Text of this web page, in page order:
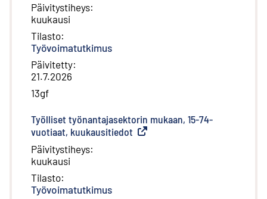
Päivitystiheys:
kuukausi
Tilasto:
Työvoimatutkimus
Päivitetty:
21.7.2026
13gf
Työlliset työnantajasektorin mukaan, 15-74-
vuotiaat, kuukausitiedot Ulkoinen linkki
Päivitystiheys:
kuukausi
Tilasto:
Työvoimatutkimus